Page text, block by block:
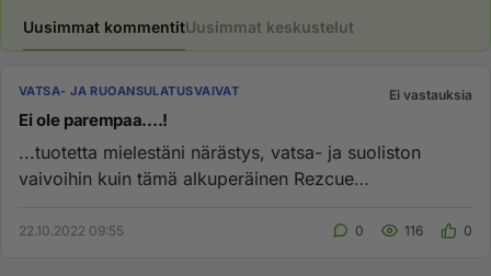
Uusimmat kommentitUusimmat keskustelut
VATSA- JA RUOANSULATUSVAIVAT Ei vastauksia
Ei ole parempaa....!
...tuotetta mielestäni närästys, vatsa- ja suoliston
vaivoihin kuin tämä alkuperäinen Rezcue
22.10.2022 09:55 0 116 0